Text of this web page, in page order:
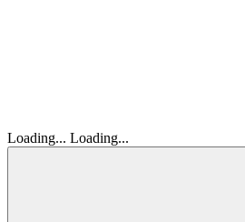
Loading... Loading...